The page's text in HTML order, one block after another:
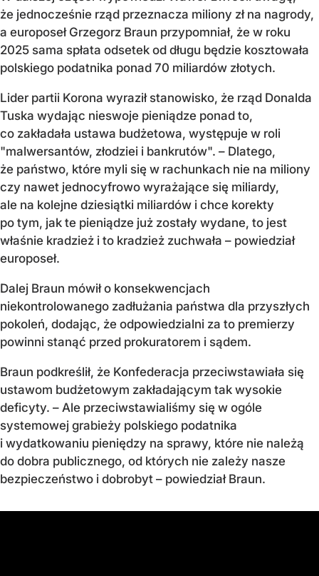
że jednocześnie rząd przeznacza miliony zł na nagrody,
a europoseł Grzegorz Braun przypomniał, że w roku
2025 sama spłata odsetek od długu będzie kosztowała
polskiego podatnika ponad 70 miliardów złotych.
Lider partii Korona wyraził stanowisko, że rząd Donalda
Tuska wydając nieswoje pieniądze ponad to,
co zakładała ustawa budżetowa, występuje w roli
"malwersantów, złodziei i bankrutów". – Dlatego,
że państwo, które myli się w rachunkach nie na miliony
czy nawet jednocyfrowo wyrażające się miliardy,
ale na kolejne dziesiątki miliardów i chce korekty
po tym, jak te pieniądze już zostały wydane, to jest
właśnie kradzież i to kradzież zuchwała – powiedział
europoseł.
Dalej Braun mówił o konsekwencjach
niekontrolowanego zadłużania państwa dla przyszłych
pokoleń, dodając, że odpowiedzialni za to premierzy
powinni stanąć przed prokuratorem i sądem.
Braun podkreślił, że Konfederacja przeciwstawiała się
ustawom budżetowym zakładającym tak wysokie
deficyty. – Ale przeciwstawialiśmy się w ogóle
systemowej grabieży polskiego podatnika
i wydatkowaniu pieniędzy na sprawy, które nie należą
do dobra publicznego, od których nie zależy nasze
bezpieczeństwo i dobrobyt – powiedział Braun.